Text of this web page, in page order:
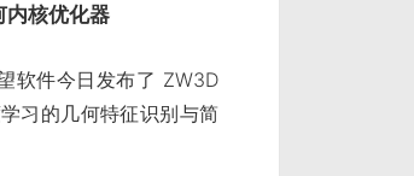
核优化器
软件今日发布了 ZW3D
习的几何特征识别与简